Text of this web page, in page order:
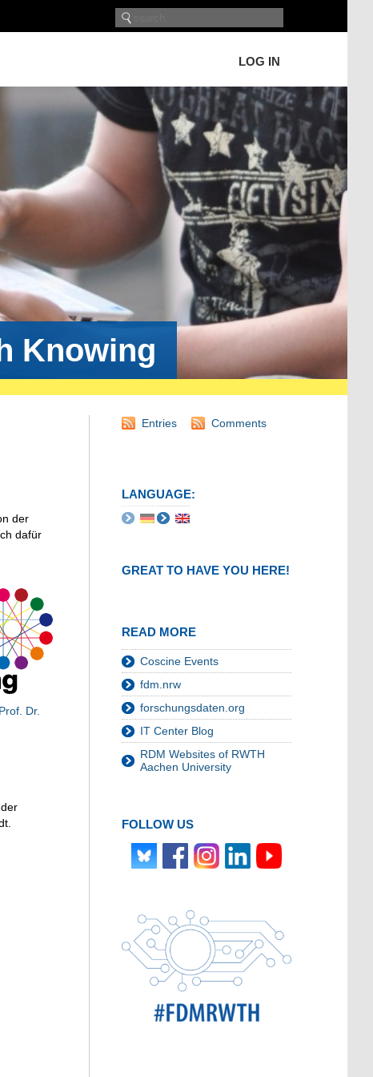
LOG IN
Knowing
der
dafür
Prof. Dr.
Entries Comments
LANGUAGE:
GREAT TO HAVE YOU HERE!
READ MORE
Coscine Events
fdm.nrw
forschungsdaten.org
IT Center Blog
RDM Websites of RWTH
Aachen University
FOLLOW US